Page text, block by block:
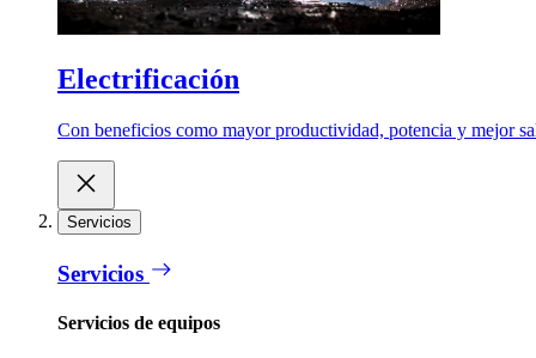
Electrificación
Con beneficios como mayor productividad, potencia y mejor
Servicios
Servicios
Servicios de equipos